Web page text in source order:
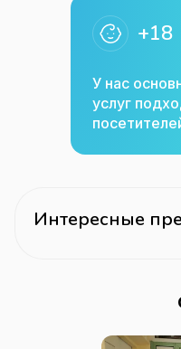
+18
У нас
услуг
Интересные